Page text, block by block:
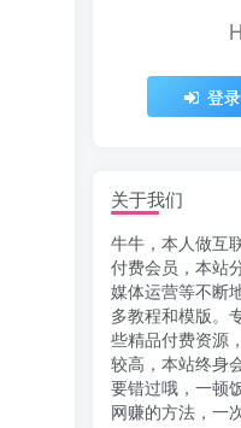
登录
关于我们
牛牛，本人做互
付费会员，本站
媒体运营等不断
多教程和模版。
些精品付费资源
较高，本站终身
要错过哦，一顿
网赚的方法，一